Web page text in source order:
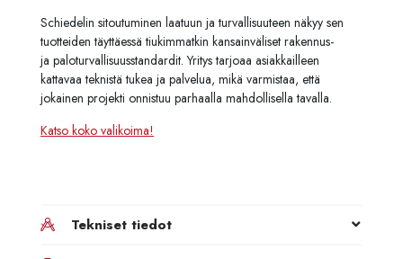
Schiedelin sitoutuminen laatuun ja turvallisuuteen näkyy sen
tuotteiden täyttäessä tiukimmatkin kansainväliset rakennus-
ja paloturvallisuusstandardit. Yritys tarjoaa asiakkailleen
kattavaa teknistä tukea ja palvelua, mikä varmistaa, että
jokainen projekti onnistuu parhaalla mahdollisella tavalla.
Katso koko valikoima!
Tekniset tiedot